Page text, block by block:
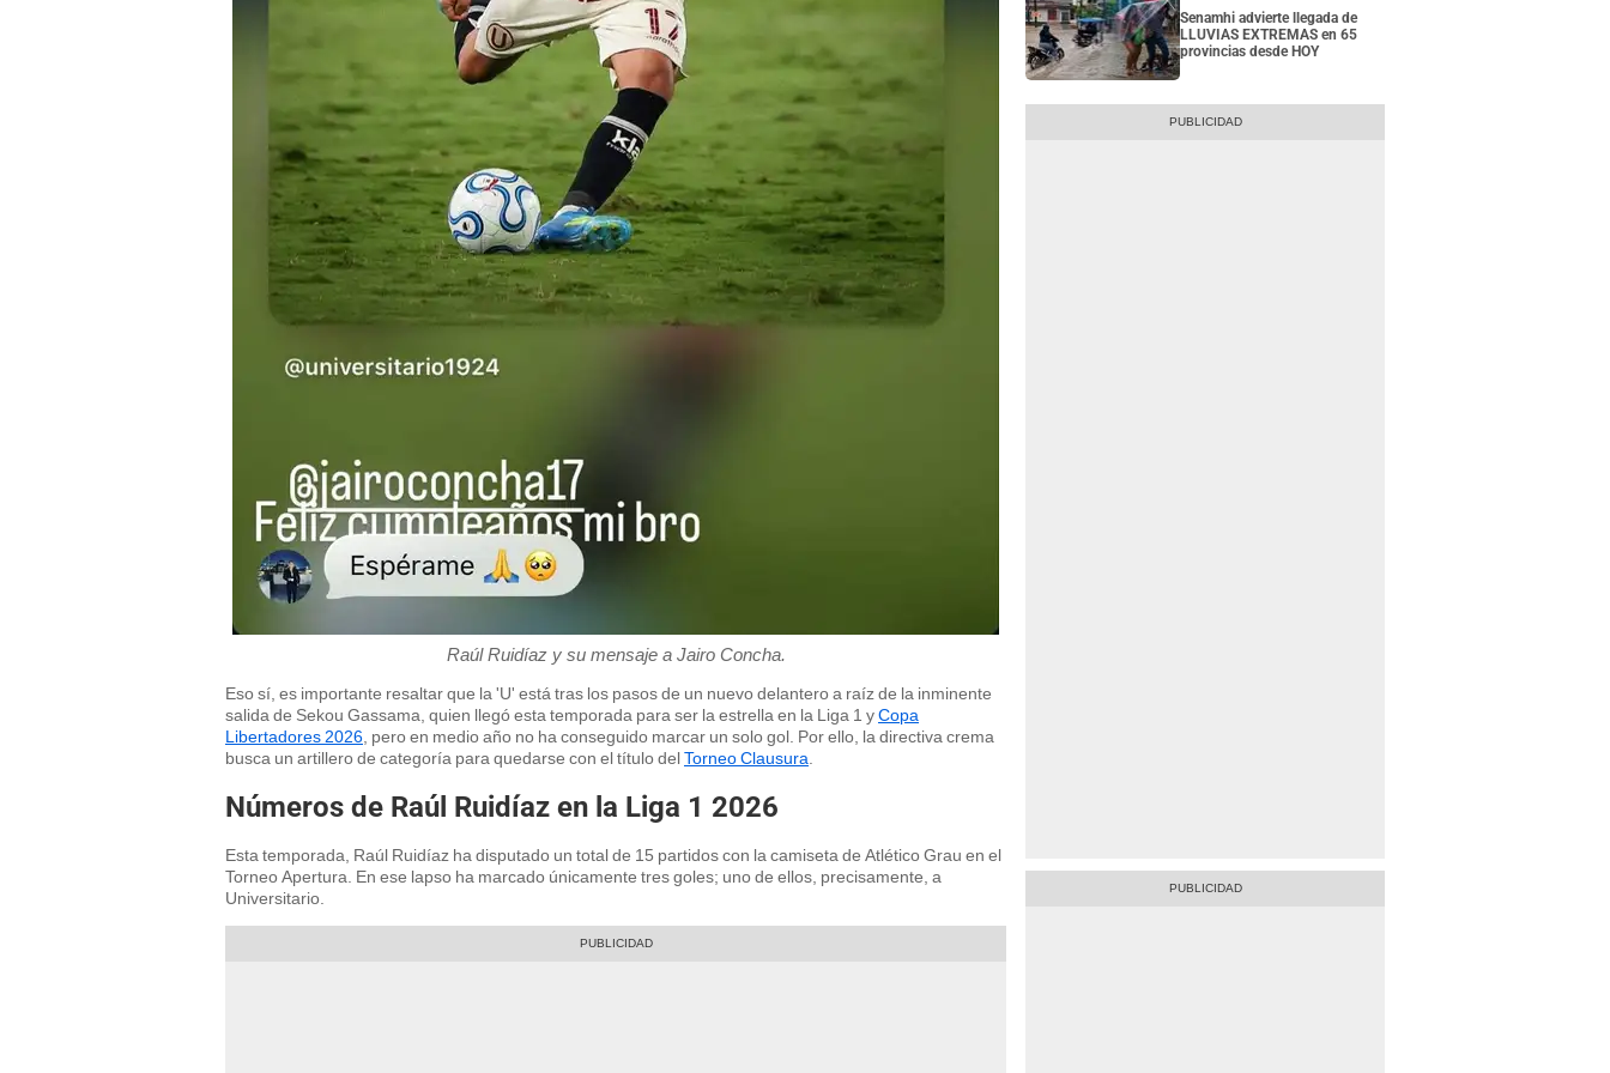
Raúl Ruidíaz y su mensaje a Jairo Concha.
Eso sí, es importante resaltar que la 'U' está tras los pasos de un nuevo delantero a raíz de la inminente
salida de Sekou Gassama, quien llegó esta temporada para ser la estrella en la Liga 1 yCopa
Libertadores 2026 , pero en medio año no ha conseguido marcar un solo gol. Por ello, la directiva crema
busca un artillero de categoría para quedarse con el título delTorneo Clausura
Números de Raúl Ruidíaz en la Liga 1 2026
Esta temporada, Raúl Ruidíaz ha disputado un total de 15 partidos con la camiseta de Atlético Grau en el
Torneo Apertura. En ese lapso ha marcado únicamente tres goles; uno de ellos, precisamente, a
Universitario.
Senamhi advierte llegada de
LLUVIAS EXTREMAS en 65
provincias desde HOY